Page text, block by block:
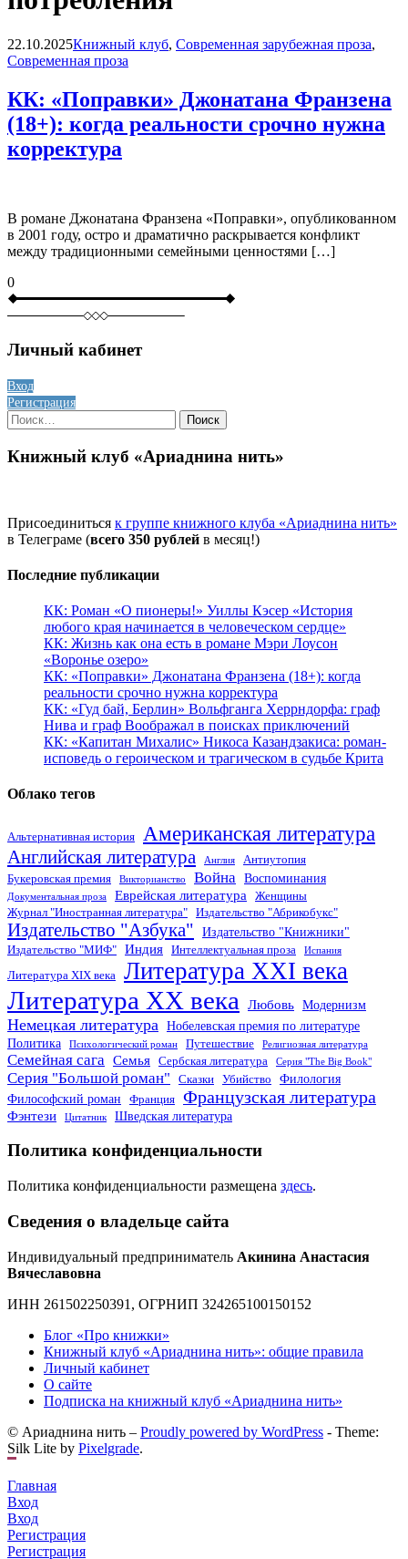
Blog
22.10.2025Книжный клуб, Современная зарубежная проза,
Современная проза
КК: «Поправки» Джонатана Франзена
(18+): когда реальности срочно нужна
корректура
В романе Джонатана Франзена «Поправки», опубликованном
в 2001 году, остро и драматично раскрывается конфликт
между традиционными семейными ценностями […]
0
Личный кабинет
Вход
Регистрация
Найти:
Книжный клуб «Ариаднина нить»
Присоединиться к группе книжного клуба «Ариаднина нить»
в Телеграме (всего 350 рублей в месяц!)
Последние публикации
КК: Роман «О пионеры!» Уиллы Кэсер «История
любого края начинается в человеческом сердце»
КК: Жизнь как она есть в романе Мэри Лоусон
«Воронье озеро»
КК: «Поправки» Джонатана Франзена (18+): когда
реальности срочно нужна корректура
КК: «Гуд бай, Берлин» Вольфганга Херрндорфа: граф
Нива и граф Воображал в поисках приключений
КК: «Капитан Михалис» Никоса Казандзакиса: роман-
исповедь о героическом и трагическом в судьбе Крита
Облако тегов
Альтернативная история Американская литература
Английская литература Англия
Антиутопия
Букеровская премия
Викторианство Война Воспоминания
Документальная проза Еврейская литература
Женщины
Журнал "Иностранная литература"
Издательство "Абрикобукс"
Издательство "Азбука" Издательство "Книжники"
Издательство "МИФ" Индия Интеллектуальная проза Испания
Литература XIX века Литература XXI века
Литература XX века Любовь Модернизм
Немецкая литература
Нобелевская премия по литературе
Политика
Психологический роман Путешествие Религиозная литература
Семейная сага Семья Сербская литература Серия "The Big Book"
Серия "Большой роман" Сказки Убийство
Филология
Философский роман
Франция Французская литература
Фэнтези Цитатник Шведская литература
Политика конфиденциальности
Политика конфиденциальности размещена здесь.
Сведения о владельце сайта
Индивидуальный предприниматель Акинина Анастасия
Вячеславовна
ИНН 261502250391, ОГРНИП 324265100150152
Блог «Про книжки»
Книжный клуб «Ариаднина нить»: общие правила
Личный кабинет
О сайте
Подписка на книжный клуб «Ариаднина нить»
© Ариаднина нить – Proudly powered by WordPress - Theme:
Silk Lite by Pixelgrade.
Главная
Вход
Вход
Регистрация
Регистрация